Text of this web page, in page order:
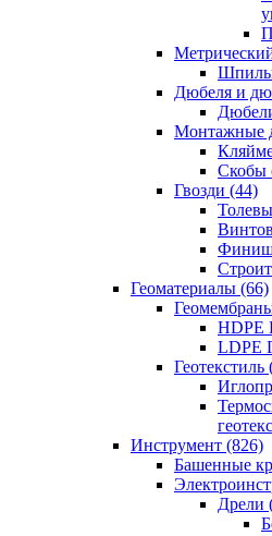
Дюбеля и
Монтажные
Скобы
Гвозди (44)
Геоматериалы (66)
HDPE
LDPE
Геотекстиль
Инструмент (826)
Башенные
Дрели